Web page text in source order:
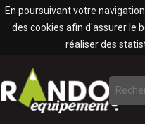
En poursuivant votre
des cookies afin d'assurer le
réaliser des
Panneau de gestion des cookies